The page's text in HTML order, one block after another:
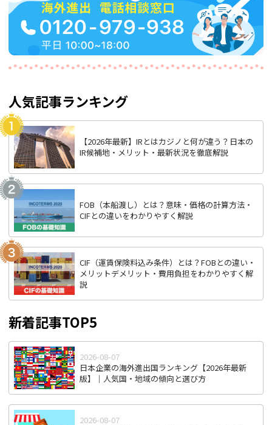
人気記事ランキング
【2026年最新】IRとはカジノと何が違う？日本の
IR候補地・メリット・最新状況を徹底解説
FOB（本船渡し）とは？意味・価格の計算方法・
CIFとの違いをわかりやすく解説
CIF（運賃保険料込み条件）とは？FOBとの違い・
メリットデメリット・費用負担をわかりやすく解
説
新着記事TOP5
2026-08-07
日本企業の海外進出国ランキング【2026年最新
版】｜人気国・地域の傾向と選び方
2026-08-07